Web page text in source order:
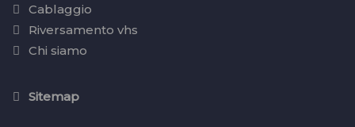
Cablaggio
Riversamento vhs
Chi siamo
Sitemap